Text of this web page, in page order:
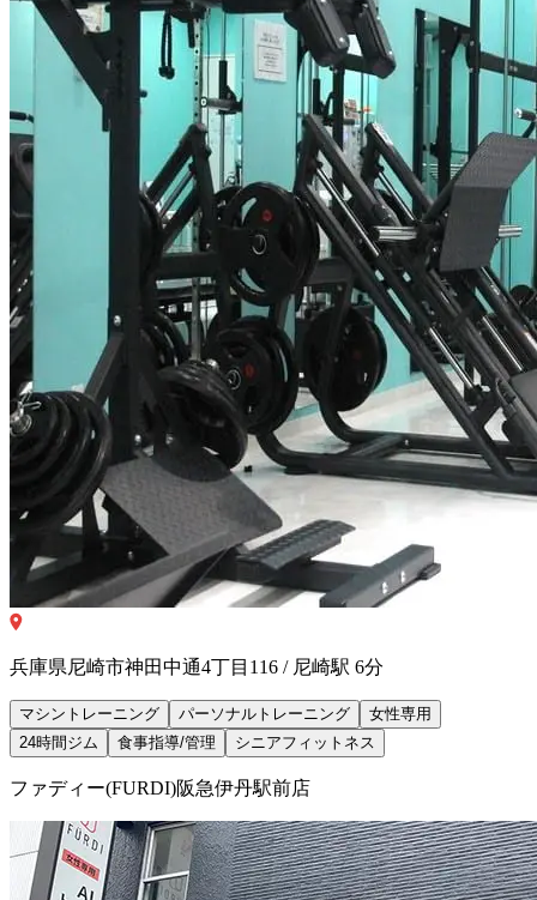
兵庫県尼崎市神田中通4丁目116 / 尼崎駅 6分
マシントレーニング パーソナルトレーニング
女性専用
24時間ジム
食事指導/管理 シニアフィットネス
ファディー(FURDI)阪急伊丹駅前店